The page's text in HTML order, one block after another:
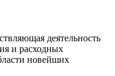
деятельность
и расходных
новейших